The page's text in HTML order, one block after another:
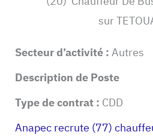
sur
Secteur d’activité :Autres
Description de Poste
Type de contrat : CDD
Anapec recrute (77)